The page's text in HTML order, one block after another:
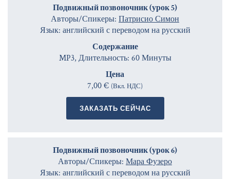
Подвижный позвоночник (урок 5)
Авторы/Спикеры: Патрисио Симон
Язык: английский с переводом на русский
Содержание
MP3, Длительность: 60 Минуты
Цена
7,00 € (Вкл. НДС)
ЗАКАЗАТЬ СЕЙЧАС
Подвижный позвоночник (урок 6)
Авторы/Спикеры: Мара Фузеро
Язык: английский с переводом на русский